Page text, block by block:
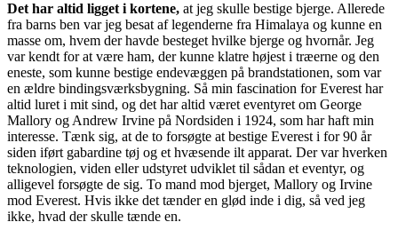
Det har altid ligget i kortene, at jeg skulle bestige bjerge. Allerede
fra barns ben var jeg besat af legenderne fra Himalaya og kunne en
masse om, hvem der havde besteget hvilke bjerge og hvornår. Jeg
var kendt for at være ham, der kunne klatre højest i træerne og den
eneste, som kunne bestige endevæggen på brandstationen, som var
en ældre bindingsværksbygning. Så min fascination for Everest har
altid luret i mit sind, og det har altid været eventyret om George
Mallory og Andrew Irvine på Nordsiden i 1924, som har haft min
interesse. Tænk sig, at de to forsøgte at bestige Everest i for 90 år
siden iført gabardine tøj og et hvæsende ilt apparat. Der var hverken
teknologien, viden eller udstyret udviklet til sådan et eventyr, og
alligevel forsøgte de sig. To mand mod bjerget, Mallory og Irvine
mod Everest. Hvis ikke det tænder en glød inde i dig, så ved jeg
ikke, hvad der skulle tænde en.